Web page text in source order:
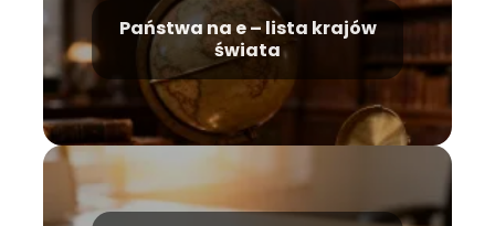
Państwa na e – lista krajów
świata